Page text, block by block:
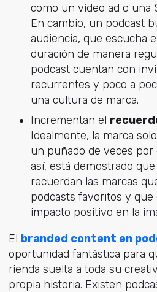
como un vídeo ad o una
En cambio, un podcast
audiencia, que escucha
duración de manera
podcast cuentan con
recurrentes y poco a
una cultura de marca.
Incrementan el
Idealmente, la marca
un puñado de veces por
así, está demostrado
recuerdan las marcas
podcasts favoritos y
impacto positivo en la
El branded content en
oportunidad fantástica para
rienda suelta a toda su
propia historia. Existen